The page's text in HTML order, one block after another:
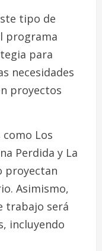
tipo de
programa
para
necesidades
proyectos
Los
Perdida y La
proyectan
Asimismo,
trabajo será
incluyendo